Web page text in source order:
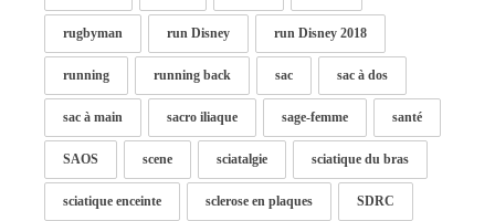
rugbyman run Disney run Disney 2018
running running back sac sac à dos
sac à main sacro iliaque sage-femme santé
SAOS scene sciatalgie sciatique du bras
sciatique enceinte sclerose en plaques SDRC